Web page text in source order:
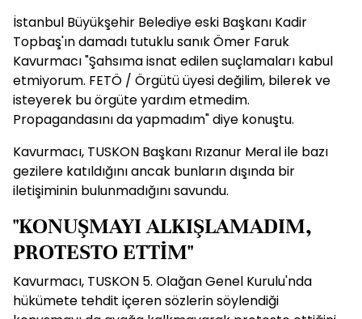
İstanbul Büyükşehir Belediye eski Başkanı Kadir
Topbaş'ın damadı tutuklu sanık Ömer Faruk
Kavurmacı "Şahsıma isnat edilen suçlamaları kabul
etmiyorum. FETÖ / Örgütü üyesi değilim, bilerek ve
isteyerek bu örgüte yardım etmedim.
Propagandasını da yapmadım" diye konuştu.
Kavurmacı, TUSKON Başkanı Rızanur Meral ile bazı
gezilere katıldığını ancak bunların dışında bir
iletişiminin bulunmadığını savundu.
"KONUŞMAYI ALKIŞLAMADIM,
PROTESTO ETTİM"
Kavurmacı, TUSKON 5. Olağan Genel Kurulu'nda
hükümete tehdit içeren sözlerin söylendiği